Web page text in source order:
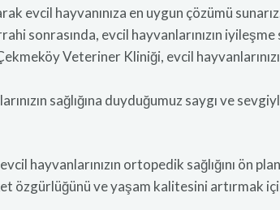
evcil hayvanınıza en uygun çözümü
sonrasında, evcil hayvanlarınızın
Veteriner Kliniği, evcil
sağlığına duyduğumuz saygı ve
hayvanlarınızın ortopedik sağlığını ön
özgürlüğünü ve yaşam kalitesini artırmak